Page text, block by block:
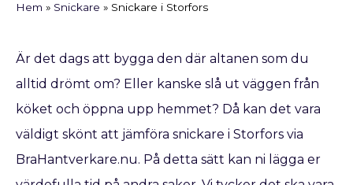
Hem » Snickare » Snickare i Storfors
Är det dags att bygga den där altanen som du
alltid drömt om? Eller kanske slå ut väggen från
köket och öppna upp hemmet? Då kan det vara
väldigt skönt att jämföra snickare i Storfors via
BraHantverkare.nu. På detta sätt kan ni lägga er